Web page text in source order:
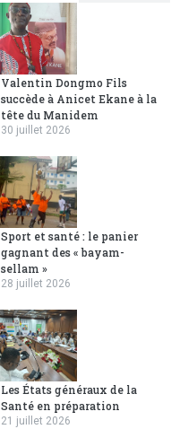
Valentin Dongmo Fils
succède à Anicet Ekane à la
tête du Manidem
30 juillet 2026
Sport et santé : le panier
gagnant des « bayam-
sellam »
28 juillet 2026
Les États généraux de la
Santé en préparation
21 juillet 2026